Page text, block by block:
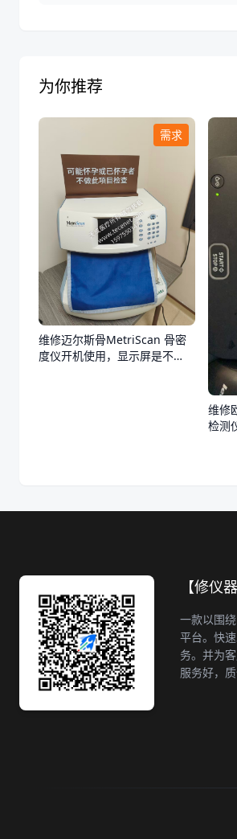
为你推荐
需求
维修迈尔斯骨MetriScan 骨密
度仪开机使用，显示屏是不
维修
检测
【修仪
一款以围
平台。快
务。并为
服务好，